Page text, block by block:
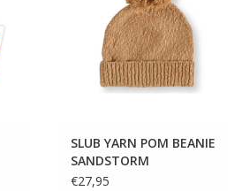
SLUB YARN POM BEANIE
SANDSTORM
€27,95